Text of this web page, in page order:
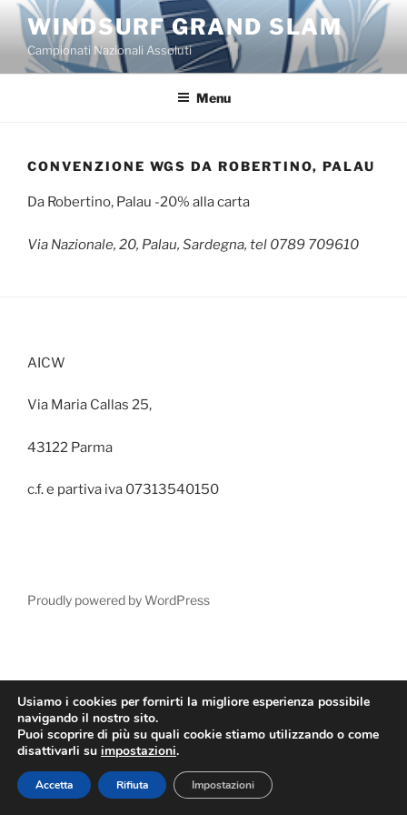
Salta
contenuto
WINDSURF GRAND SLAM
Campionati Nazionali Assoluti
Menu
CONVENZIONE WGS DA ROBERTINO, PALAU
Da Robertino, Palau -20% alla carta
Via Nazionale, 20, Palau, Sardegna, tel 0789 709610
AICW
Via Maria Callas 25,
43122 Parma
c.f. e partiva iva 07313540150
Proudly powered by WordPress
Usiamo i cookies per fornirti la migliore esperienza possibile
navigando il nostro sito.
Puoi scoprire di più su quali cookie stiamo utilizzando o come
disattivarli su impostazioni.
Accetta Rifiuta Impostazioni